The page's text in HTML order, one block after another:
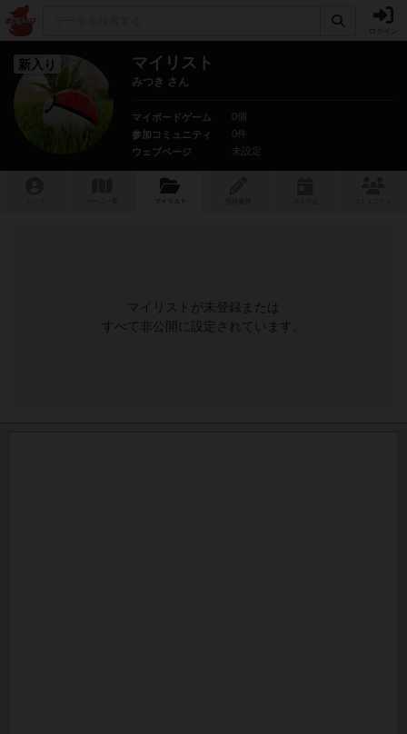
新入り マイリスト
みつき さん
マイボードゲーム
0個
参加コミュニティ
0件
ウェブページ
未設定
マイリスト
マイリストが未登録または
すべて非公開に設定されています。